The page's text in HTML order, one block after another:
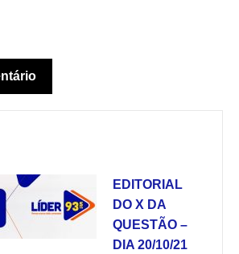
EDITORIAL
DO X DA
QUESTÃO –
DIA 20/10/21